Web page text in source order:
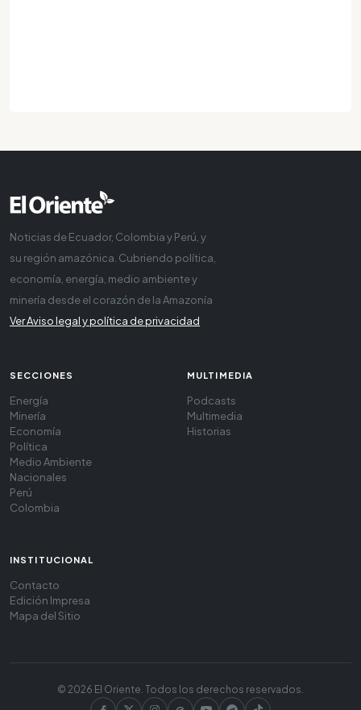
Noticias de Ecuador, Colombia y Perú, y
su región amazónica. Cubriendo política,
economía, energía, medio ambiente y
minería desde el corazón de la Amazonía
Ver Aviso legal y política de privacidad
SECCIONES
Energía
Minería
Economía
Política
Medio Ambiente
Nacionales
Perú
Colombia
MULTIMEDIA
Podcasts
Multimedia
Historias
INSTITUCIONAL
Contacto
Edición Impresa
Mapa del Sitio
© 2026 El Oriente. Todos los derechos reservados.